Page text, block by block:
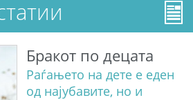
Бракот по децата
Раѓањето на дете е еден
од најубавите, но и